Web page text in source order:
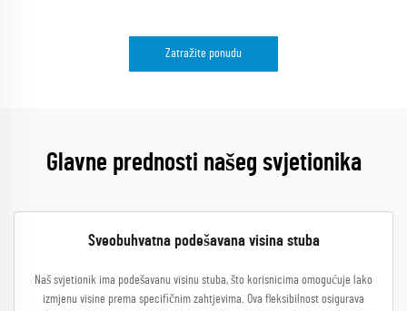
Zatražite ponudu
Glavne prednosti našeg svjetionika
Sveobuhvatna podešavana visina stuba
Naš svjetionik ima podešavanu visinu stuba, što korisnicima omogućuje lako
izmjenu visine prema specifičnim zahtjevima. Ova fleksibilnost osigurava